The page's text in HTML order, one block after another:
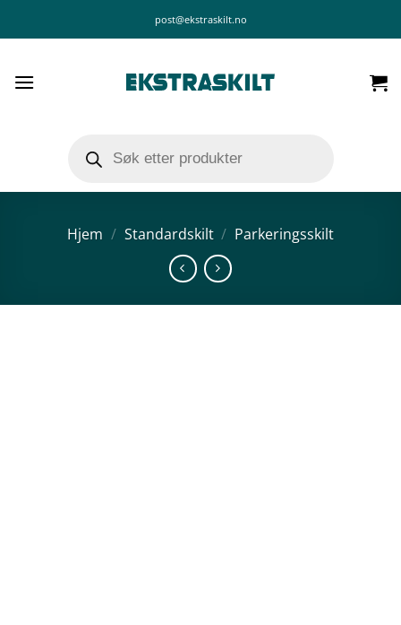
post@ekstraskilt.no
search
Hjem / Standardskilt / Parkeringsskilt